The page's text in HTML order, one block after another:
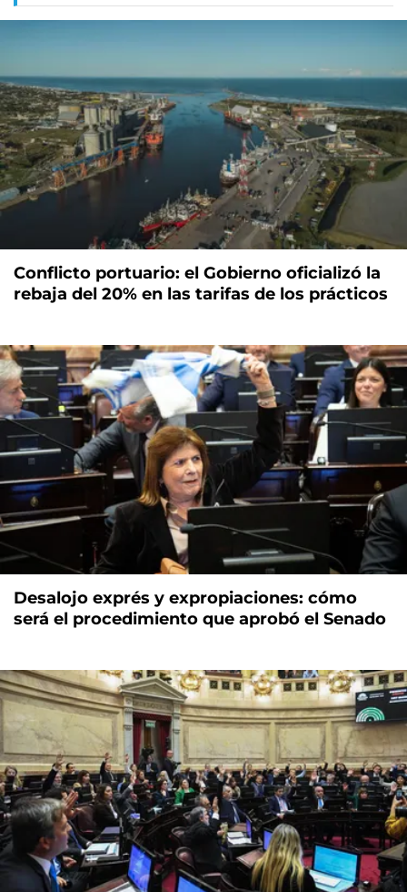
Conflicto portuario: el Gobierno oficializó la
rebaja del 20% en las tarifas de los prácticos
Desalojo exprés y expropiaciones: cómo
será el procedimiento que aprobó el Senado